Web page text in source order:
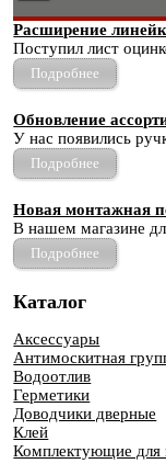
Расширение
Поступил лист
Подробнее
Обновление
У нас появились
Подробнее
Новая монтажная
В нашем магазине
Подробнее
Каталог
Аксессуары
Антимоскитная
Водоотлив
Герметики
Доводчики дверные
Клей
Комплектующие для